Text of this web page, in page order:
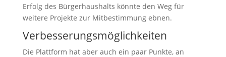
Erfolg des Bürgerhaushalts könnte den Weg für
weitere Projekte zur Mitbestimmung ebnen.
Verbesserungsmöglichkeiten
Die Plattform hat aber auch ein paar Punkte, an